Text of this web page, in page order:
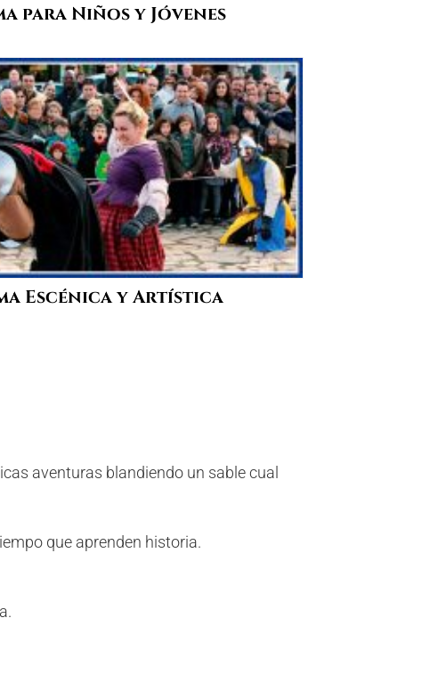
para Niños y Jóvenes
Escénica y Artística
aventuras blandiendo un sable cual
que aprenden historia.